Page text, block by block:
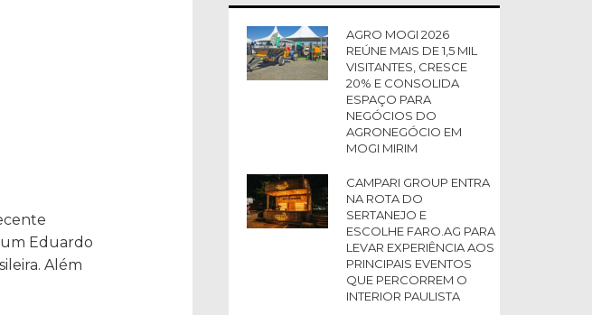
Eduardo
Além
AGRO MOGI 2026
REÚNE MAIS DE 1,5 MIL
VISITANTES, CRESCE
20% E CONSOLIDA
ESPAÇO PARA
NEGÓCIOS DO
AGRONEGÓCIO EM
MOGI MIRIM
CAMPARI GROUP ENTRA
NA ROTA DO
SERTANEJO E
ESCOLHE FARO.AG PARA
LEVAR EXPERIÊNCIA AOS
PRINCIPAIS EVENTOS
QUE PERCORREM O
INTERIOR PAULISTA